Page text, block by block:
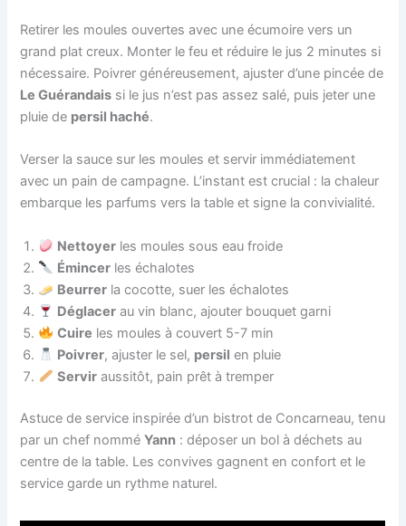
Retirer les moules ouvertes avec une écumoire vers un
grand plat creux. Monter le feu et réduire le jus 2 minutes si
nécessaire. Poivrer généreusement, ajuster d’une pincée de
Le Guérandais si le jus n’est pas assez salé, puis jeter une
pluie de persil haché.
Verser la sauce sur les moules et servir immédiatement
avec un pain de campagne. L’instant est crucial : la chaleur
embarque les parfums vers la table et signe la convivialité.
Nettoyer les moules sous eau froide
Émincer les échalotes
Beurrer la cocotte, suer les échalotes
Déglacer au vin blanc, ajouter bouquet garni
Cuire les moules à couvert 5-7 min
Poivrer, ajuster le sel, persil en pluie
Servir aussitôt, pain prêt à tremper
Astuce de service inspirée d’un bistrot de Concarneau, tenu
par un chef nomméYann : déposer un bol à déchets au
centre de la table. Les convives gagnent en confort et le
service garde un rythme naturel.